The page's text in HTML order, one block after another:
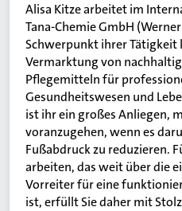
Alisa Kitze arbeitet im
Tana-Chemie GmbH
Schwerpunkt ihrer
Vermarktung von
Pflegemitteln für
Gesundheitswesen und
ist ihr ein großes Anliegen,
voranzugehen, wenn es
Fußabdruck zu reduzieren.
arbeiten, das weit über die
Vorreiter für eine
ist, erfüllt Sie daher mit